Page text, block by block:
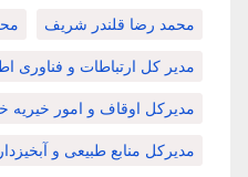
محمد رضا قلندر شریف
مدیر کل ارتباطات و فناوری
مدیرکل اوقاف و امور
مدیرکل منابع طبیعی و